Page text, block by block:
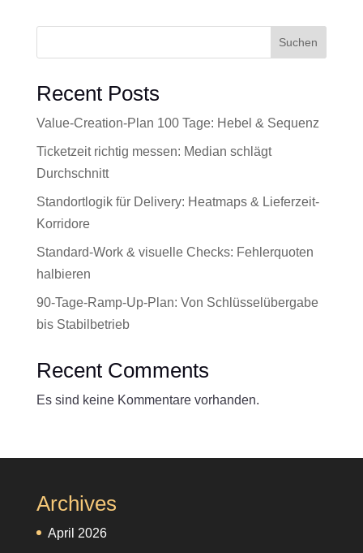
Suchen
Recent Posts
Value-Creation-Plan 100 Tage: Hebel & Sequenz
Ticketzeit richtig messen: Median schlägt
Durchschnitt
Standortlogik für Delivery: Heatmaps & Lieferzeit-
Korridore
Standard-Work & visuelle Checks: Fehlerquoten
halbieren
90-Tage-Ramp-Up-Plan: Von Schlüsselübergabe
bis Stabilbetrieb
Recent Comments
Es sind keine Kommentare vorhanden.
Archives
April 2026